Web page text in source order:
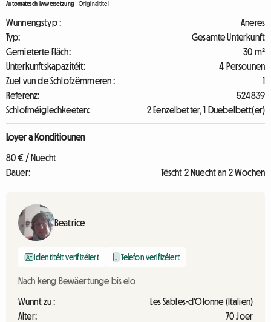
Automatesch Iwwersetzung -Originaltitel
Wunnengstyp :
Aneres
Typ:
Gesamte Unterkunft
Gemieterte Fläch:
30 m²
Unterkunftskapazitéit:
4 Persounen
Zuel vun de Schlofzëmmeren :
1
Referenz:
524839
Schlofméiglechkeeten:
2 Eenzelbetter, 1 Duebelbett(er)
Loyer a Konditiounen
80 € / Nuecht
Dauer:
Tëscht 2 Nuecht an 2 Wochen
Beatrice
Identitéit verifizéiert Telefon verifizéiert
Nach keng Bewäertunge bis elo
Wunnt zu :
Les Sables-d'Olonne (Italien)
Alter:
70 Joer